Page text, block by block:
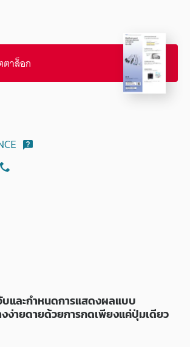
าล็อก
บและกำหนดการแสดงผลแบบ
ง่ายดายด้วยการกดเพียงแค่ปุ่มเดียว